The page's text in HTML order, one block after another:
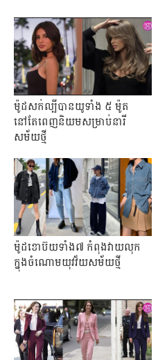
ម៉ូដសក់ល្បីបានយូទាំង ៥ ម៉ូត
នៅតែពេញនិយមសម្រាប់នារី
សម័យថ្មី
ម៉ូដខោប៊យទាំង៧ កំពុងវាយលុក
ក្នុងចំណោមយុវវ័យសម័យថ្មី